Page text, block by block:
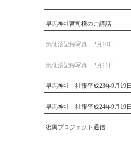
早馬神社宮司様のご講話
気仙沼記録写真 2月10日
気仙沼記録写真 2月11日
早馬神社 社報平成23年9月19日
早馬神社 社報平成24年9月19日
復興プロジェクト通信